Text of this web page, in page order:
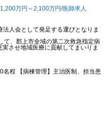
万円～2,100万円/医師求人
人会として発足する運びとなりま
て、郡上市全域の第二次救急指定病
させ地域医療に貢献してまいりま
名程 【病棟管理】主治医制、担当患